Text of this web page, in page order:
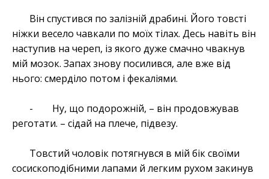
Він спустився по залізній драбині. Його товсті
ніжки весело чавкали по моїх тілах. Десь навіть він
наступив на череп, із якого дуже смачно чвакнув
мій мозок. Запах знову посилився, але вже від
нього: смерділо потом і фекаліями.
- Ну, що подорожній, – він продовжував
реготати. – сідай на плече, підвезу.
Товстий чоловік потягнувся в мій бік своїми
сосископодібними лапами й легким рухом закинув